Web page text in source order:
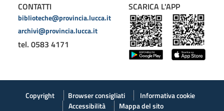
CONTATTI
biblioteche@provincia.lucca.it
archivi@provincia.lucca.it
tel. 0583 4171
SCARICA L'APP
Copyright Browser consigliati
Informativa cookie
Accessibilità
Mappa del sito